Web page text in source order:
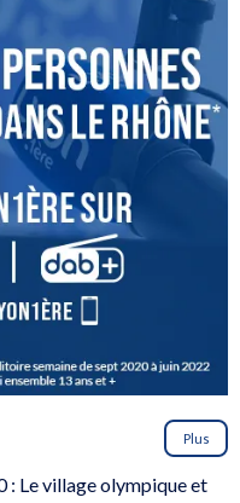
Plus
: Le village olympique et